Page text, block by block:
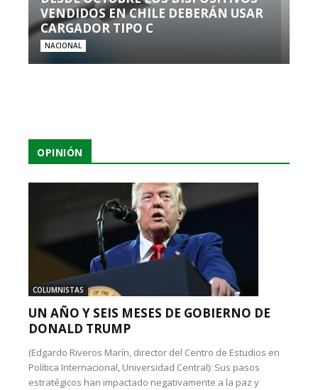
VENDIDOS EN CHILE DEBERÁN USAR
CARGADOR TIPO C
NACIONAL
OPINIÓN
COLUMNISTAS
UN AÑO Y SEIS MESES DE GOBIERNO DE
DONALD TRUMP
(Edgardo Riveros Marín, director del Centro de Estudios en
Política Internacional, Universidad Central): Sus pasos
estratégicos han impactado negativamente a la paz y